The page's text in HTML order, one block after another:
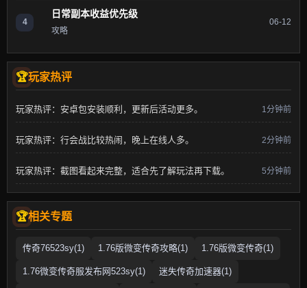
4
日常副本收益优先级
攻略
06-12
玩家热评
玩家热评：安卓包安装顺利，更新后活动更多。 1分钟前
玩家热评：行会战比较热闹，晚上在线人多。 2分钟前
玩家热评：截图看起来完整，适合先了解玩法再下载。 5分钟前
相关专题
传奇76523sy(1) 1.76版微变传奇攻略(1) 1.76版微变传奇(1)
1.76微变传奇服发布网523sy(1) 迷失传奇加速器(1)